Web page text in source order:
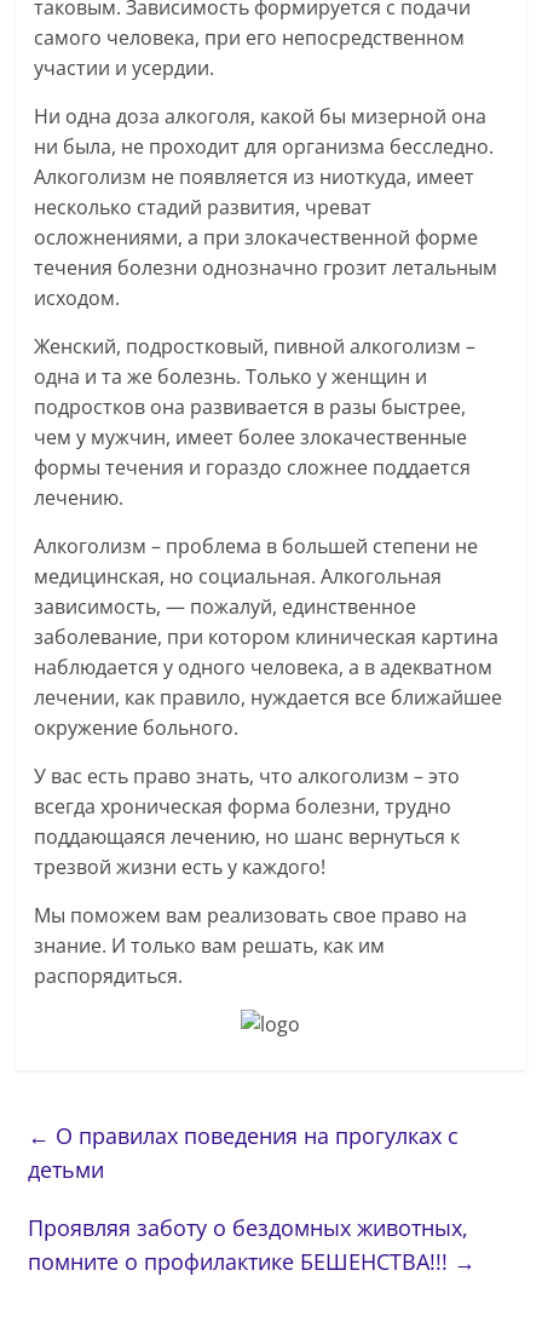
таковым. Зависимость формируется с подачи
самого человека, при его непосредственном
участии и усердии.
Ни одна доза алкоголя, какой бы мизерной она
ни была, не проходит для организма бесследно.
Алкоголизм не появляется из ниоткуда, имеет
несколько стадий развития, чреват
осложнениями, а при злокачественной форме
течения болезни однозначно грозит летальным
исходом.
Женский, подростковый, пивной алкоголизм –
одна и та же болезнь. Только у женщин и
подростков она развивается в разы быстрее,
чем у мужчин, имеет более злокачественные
формы течения и гораздо сложнее поддается
лечению.
Алкоголизм – проблема в большей степени не
медицинская, но социальная. Алкогольная
зависимость, — пожалуй, единственное
заболевание, при котором клиническая картина
наблюдается у одного человека, а в адекватном
лечении, как правило, нуждается все ближайшее
окружение больного.
У вас есть право знать, что алкоголизм – это
всегда хроническая форма болезни, трудно
поддающаяся лечению, но шанс вернуться к
трезвой жизни есть у каждого!
Мы поможем вам реализовать свое право на
знание. И только вам решать, как им
распорядиться.
← О правилах поведения на прогулках с
детьми
Проявляя заботу о бездомных животных,
помните о профилактике БЕШЕНСТВА!!! →